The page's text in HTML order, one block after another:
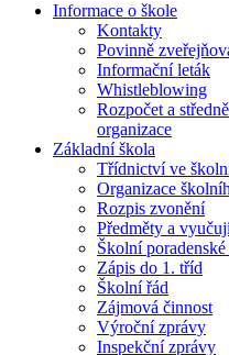
Informace o škole
Kontakty
Povinně
Informační leták
Whistleblowing
Rozpočet a
organizace
Základní škola
Třídnictví ve
Organizace
Rozpis zvonění
Předměty a
Školní
Zápis do 1. tříd
Školní řád
Zájmová činnost
Výroční zprávy
Inspekční zprávy